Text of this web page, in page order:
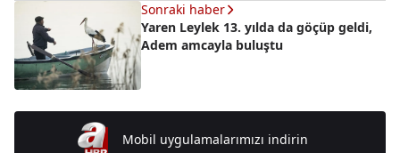
Sonraki haber
Yaren Leylek 13. yılda da göçüp geldi,
Adem amcayla buluştu
Mobil uygulamalarımızı indirin